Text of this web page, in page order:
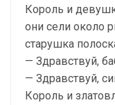
Король и
они сели около
старушка
— Здравствуй,
— Здравствуй,
Король и